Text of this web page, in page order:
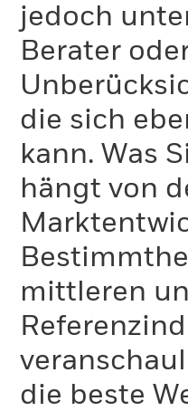
jedoch
Berater
die sich
kann. Was
hängt von
mittleren
die beste